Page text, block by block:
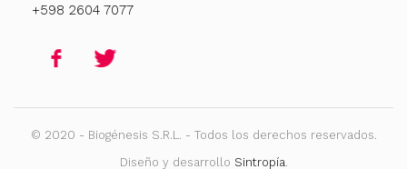
+598 2604 7077
© 2020 - Biogénesis S.R.L. - Todos los derechos reservados.
Diseño y desarrollo Sintropía